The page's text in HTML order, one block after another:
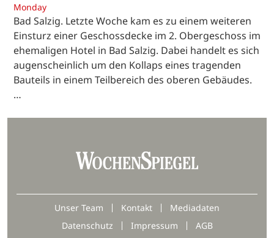
Monday
Bad Salzig. Letzte Woche kam es zu einem weiteren
Einsturz einer Geschossdecke im 2. Obergeschoss im
ehemaligen Hotel in Bad Salzig. Dabei handelt es sich
augenscheinlich um den Kollaps eines tragenden
Bauteils in einem Teilbereich des oberen Gebäudes.
…
Unser Team Kontakt
Mediadaten
Datenschutz
Impressum
AGB